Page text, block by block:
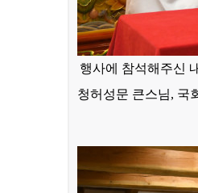
행사에 참석해주신
청허성문 큰스님, 국